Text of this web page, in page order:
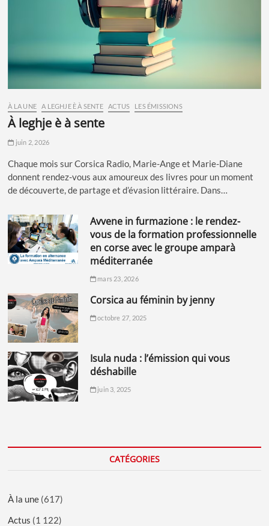
À LA UNE A LEGHJE È À SENTE ACTUS LES ÉMISSIONS
à leghje è à sente
juin 2, 2026
Chaque mois sur Corsica Radio, Marie-Ange et Marie-Diane
donnent rendez-vous aux amoureux des livres pour un moment
de découverte, de partage et d’évasion littéraire. Dans…
avvene in furmazione : le rendez-
vous de la formation professionnelle
en corse avec le groupe amparà
méditerranée
mars 23, 2026
corsica au féminin by jenny
octobre 27, 2025
isula nuda : l’émission qui vous
déshabille
juin 3, 2025
CATÉGORIES
À la une (617)
Actus (1 122)